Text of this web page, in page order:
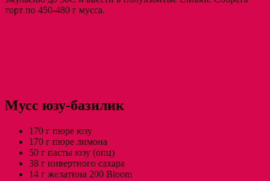
торт по 450-480 г мусса.
Мусс юзу-базилик
170 г пюре юзу
170 г пюре лимона
50 г пасты юзу (опц)
38 г инвертного сахара
14 г желатина 200 Bloom